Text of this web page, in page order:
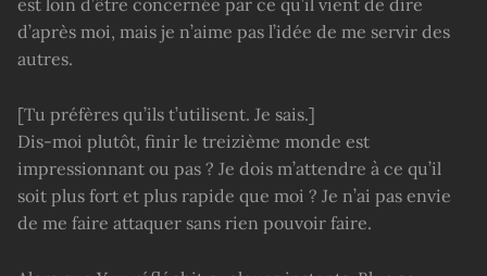
d’après moi, mais je n’aime pas l’idée de me servir des
autres.
[Tu préfères qu’ils t’utilisent. Je sais.]
Dis-moi plutôt, finir le treizième monde est
impressionnant ou pas ? Je dois m’attendre à ce qu’il
soit plus fort et plus rapide que moi ? Je n’ai pas envie
de me faire attaquer sans rien pouvoir faire.